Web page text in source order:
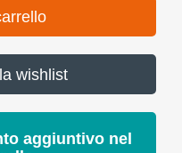
wishlist
aggiuntivo nel